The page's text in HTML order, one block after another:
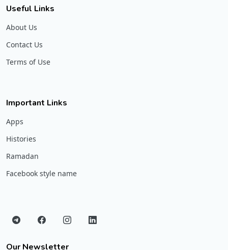
Useful Links
About Us
Contact Us
Terms of Use
Important Links
Apps
Histories
Ramadan
Facebook style name
Our Newsletter